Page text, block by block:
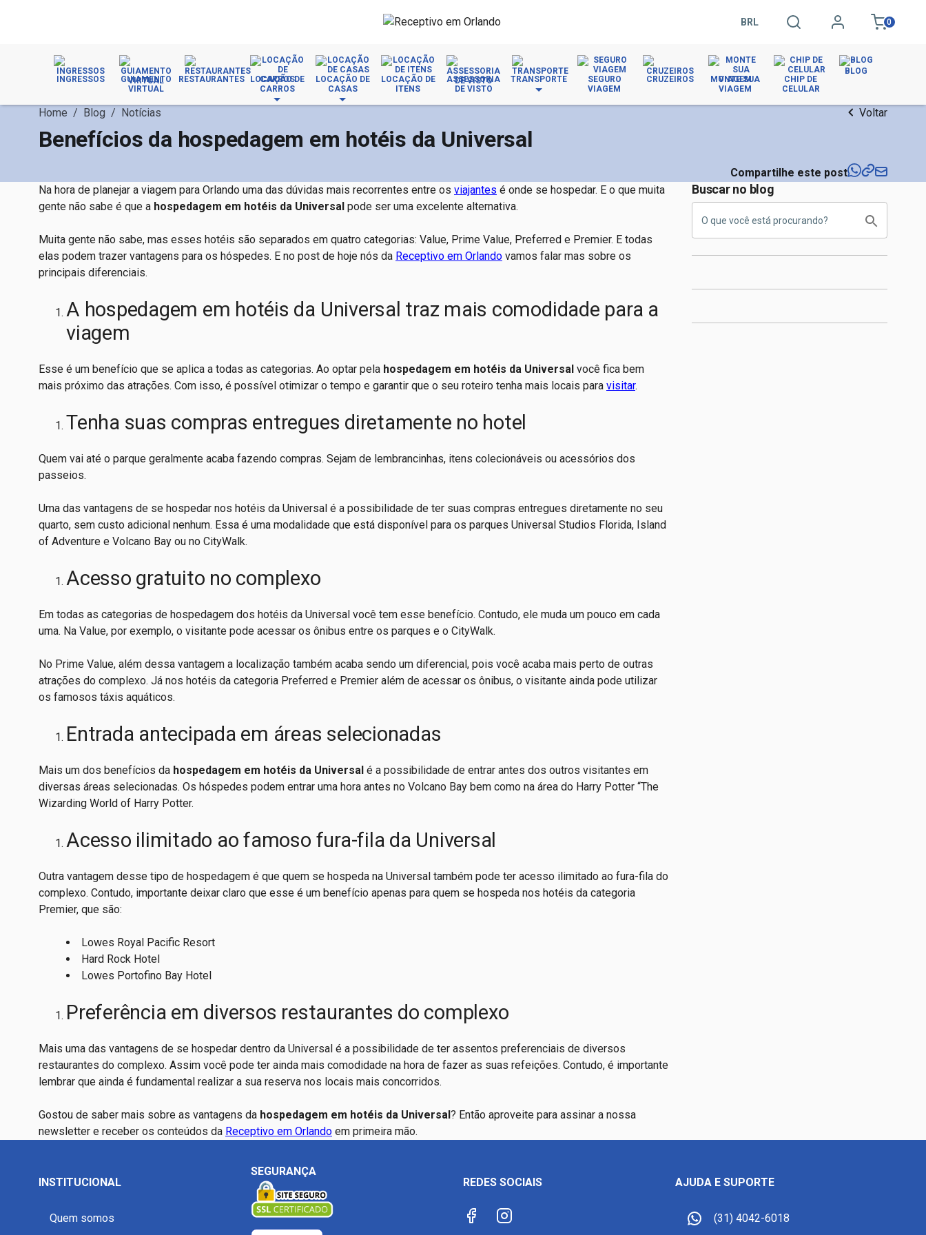
BRL 0
INGRESSOS
GUIAMENTO
VIRTUAL
RESTAURANTES
LOCAÇÃO DE
CARROS
LOCAÇÃO DE
CASAS
LOCAÇÃO DE
ITENS
ASSESSORIA
DE VISTO
TRANSPORTE
SEGURO
VIAGEM
CRUZEIROS
MONTE SUA
VIAGEM
CHIP DE
CELULAR
BLOG
Home / Blog / Notícias Voltar
Benefícios da hospedagem em hotéis da Universal
Compartilhe este post
Na hora de planejar a viagem para Orlando uma das dúvidas mais recorrentes entre os viajantes é onde se hospedar. E o que muita
gente não sabe é que a hospedagem em hotéis da Universal pode ser uma excelente alternativa.
Muita gente não sabe, mas esses hotéis são separados em quatro categorias: Value, Prime Value, Preferred e Premier. E todas
elas podem trazer vantagens para os hóspedes. E no post de hoje nós da Receptivo em Orlando vamos falar mas sobre os
principais diferenciais.
A hospedagem em hotéis da Universal traz mais comodidade para a
viagem
Esse é um benefício que se aplica a todas as categorias. Ao optar pela hospedagem em hotéis da Universal você fica bem
mais próximo das atrações. Com isso, é possível otimizar o tempo e garantir que o seu roteiro tenha mais locais para visitar.
Tenha suas compras entregues diretamente no hotel
Quem vai até o parque geralmente acaba fazendo compras. Sejam de lembrancinhas, itens colecionáveis ou acessórios dos
passeios.
Uma das vantagens de se hospedar nos hotéis da Universal é a possibilidade de ter suas compras entregues diretamente no seu
quarto, sem custo adicional nenhum. Essa é uma modalidade que está disponível para os parques Universal Studios Florida, Island
of Adventure e Volcano Bay ou no CityWalk.
Acesso gratuito no complexo
Em todas as categorias de hospedagem dos hotéis da Universal você tem esse benefício. Contudo, ele muda um pouco em cada
uma. Na Value, por exemplo, o visitante pode acessar os ônibus entre os parques e o CityWalk.
No Prime Value, além dessa vantagem a localização também acaba sendo um diferencial, pois você acaba mais perto de outras
atrações do complexo. Já nos hotéis da categoria Preferred e Premier além de acessar os ônibus, o visitante ainda pode utilizar
os famosos táxis aquáticos.
Entrada antecipada em áreas selecionadas
Mais um dos benefícios da hospedagem em hotéis da Universal é a possibilidade de entrar antes dos outros visitantes em
diversas áreas selecionadas. Os hóspedes podem entrar uma hora antes no Volcano Bay bem como na área do Harry Potter “The
Wizarding World of Harry Potter.
Acesso ilimitado ao famoso fura-fila da Universal
Outra vantagem desse tipo de hospedagem é que quem se hospeda na Universal também pode ter acesso ilimitado ao fura-fila do
complexo. Contudo, importante deixar claro que esse é um benefício apenas para quem se hospeda nos hotéis da categoria
Premier, que são:
Lowes Royal Pacific Resort
Hard Rock Hotel
Lowes Portofino Bay Hotel
Preferência em diversos restaurantes do complexo
Mais uma das vantagens de se hospedar dentro da Universal é a possibilidade de ter assentos preferenciais de diversos
restaurantes do complexo. Assim você pode ter ainda mais comodidade na hora de fazer as suas refeições. Contudo, é importante
lembrar que ainda é fundamental realizar a sua reserva nos locais mais concorridos.
Gostou de saber mais sobre as vantagens da hospedagem em hotéis da Universal ? Então aproveite para assinar a nossa
newsletter e receber os conteúdos da Receptivo em Orlando em primeira mão.
Buscar no blog
INSTITUCIONAL
Quem somos
SEGURANÇA
REDES SOCIAIS
AJUDA E SUPORTE
(31) 4042-6018